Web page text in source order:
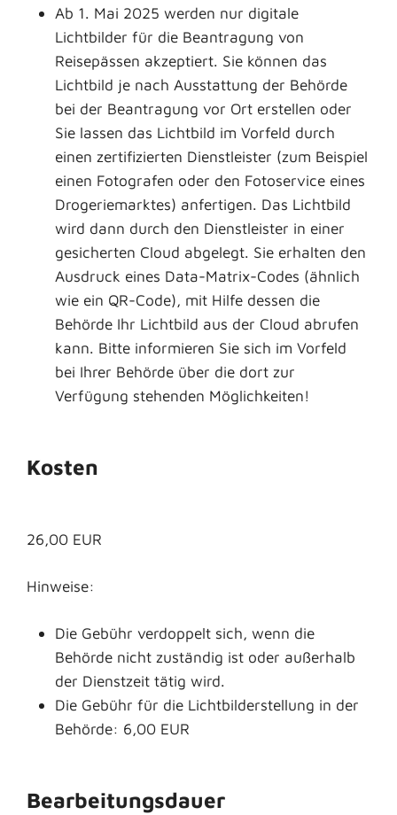
Ab 1. Mai 2025 werden nur digitale
Lichtbilder für die Beantragung von
Reisepässen akzeptiert. Sie können das
Lichtbild je nach Ausstattung der Behörde
bei der Beantragung vor Ort erstellen oder
Sie lassen das Lichtbild im Vorfeld durch
einen zertifizierten Dienstleister (zum Beispiel
einen Fotografen oder den Fotoservice eines
Drogeriemarktes) anfertigen. Das Lichtbild
wird dann durch den Dienstleister in einer
gesicherten Cloud abgelegt. Sie erhalten den
Ausdruck eines Data-Matrix-Codes (ähnlich
wie ein QR-Code), mit Hilfe dessen die
Behörde Ihr Lichtbild aus der Cloud abrufen
kann. Bitte informieren Sie sich im Vorfeld
bei Ihrer Behörde über die dort zur
Verfügung stehenden Möglichkeiten!
Kosten
26,00 EUR
Hinweise:
Die Gebühr verdoppelt sich, wenn die
Behörde nicht zuständig ist oder außerhalb
der Dienstzeit tätig wird.
Die Gebühr für die Lichtbilderstellung in der
Behörde: 6,00 EUR
Bearbeitungsdauer